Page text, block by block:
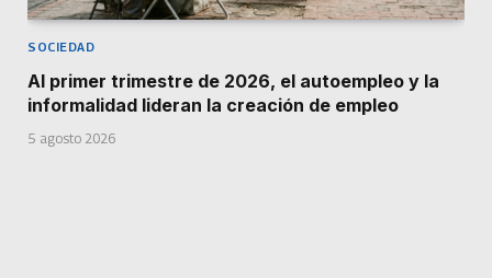
SOCIEDAD
Al primer trimestre de 2026, el autoempleo y la
informalidad lideran la creación de empleo
5 agosto 2026